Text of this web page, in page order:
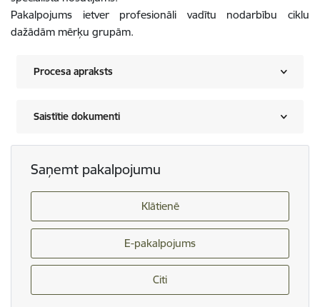
Pakalpojums ietver profesionāli vadītu nodarbību ciklu
dažādām mērķu grupām.
Procesa apraksts
Saistītie dokumenti
Saņemt pakalpojumu
Klātienē
E-pakalpojums
Citi